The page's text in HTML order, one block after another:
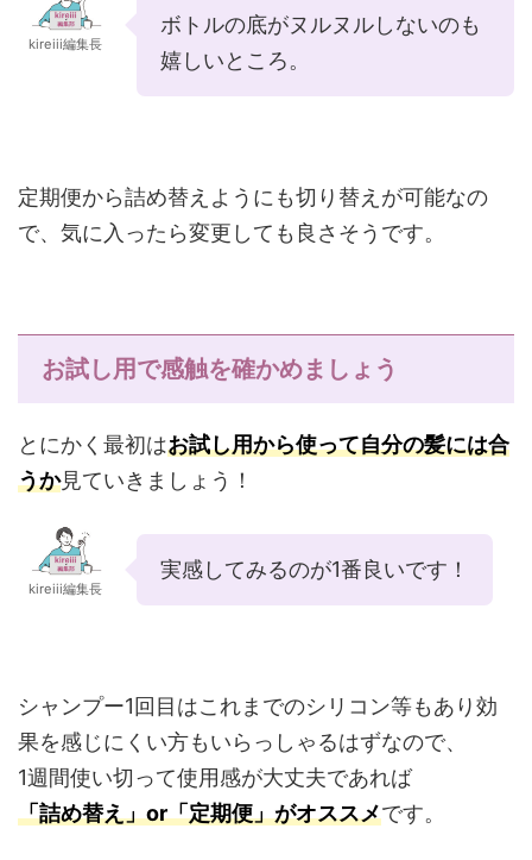
kireiii編集長
ボトルの底がヌルヌルしないのも
嬉しいところ。
定期便から詰め替えようにも切り替えが可能なの
で、気に入ったら変更しても良さそうです。
お試し用で感触を確かめましょう
とにかく最初はお試し用から使って自分の髪には合
うか見ていきましょう！
kireiii編集長
実感してみるのが1番良いです！
シャンプー1回目はこれまでのシリコン等もあり効
果を感じにくい方もいらっしゃるはずなので、
1週間使い切って使用感が大丈夫であれば
「詰め替え」or「定期便」がオススメです。